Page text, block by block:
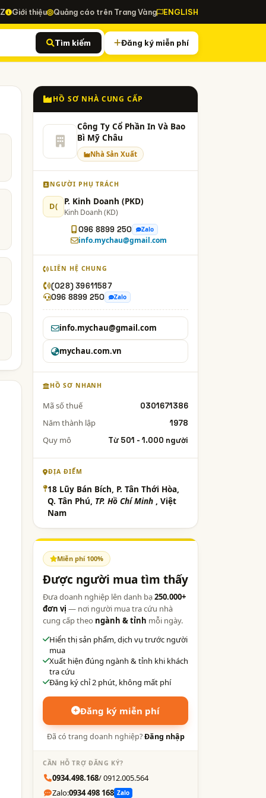
Giới thiệu Quảng cáo trên Trang Vàng ENGLISH
Tìm kiếm Đăng ký miễn phí
HỒ SƠ NHÀ CUNG CẤP
Công Ty Cổ Phần In Và Bao
Bì Mỹ Châu
Nhà Sản Xuất
NGƯỜI PHỤ TRÁCH
D( P. Kinh Doanh (PKD)
Kinh Doanh (KD)
096 8899 250
Zalo
info.mychau@gmail.com
LIÊN HỆ CHUNG
(028) 39611587
096 8899 250
Zalo
info.mychau@gmail.com
mychau.com.vn
HỒ SƠ NHANH
Mã số thuế 0301671386
Năm thành lập 1978
Quy mô Từ 501 - 1.000 người
ĐỊA ĐIỂM
18 Lũy Bán Bích, P. Tân Thới Hòa,
Q. Tân Phú, TP. Hồ Chí Minh , Việt
Nam
Miễn phí 100%
Được người mua tìm thấy
Đưa doanh nghiệp lên danh bạ250.000+
đơn vị — nơi người mua tra cứu nhà
cung cấp theo ngành & tỉnh mỗi ngày.
Hiển thị sản phẩm, dịch vụ trước người
mua
Xuất hiện đúng ngành & tỉnh khi khách
tra cứu
Đăng ký chỉ 2 phút, không mất phí
Đăng ký miễn phí
Đã có trang doanh nghiệp?Đăng nhập
CẦN HỖ TRỢ ĐĂNG KÝ?
0934.498.168/ 0912.005.564
Zalo:0934 498 168 Zalo